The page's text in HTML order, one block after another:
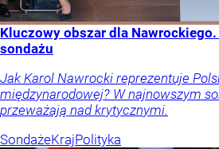
Kluczowy obszar dla
sondażu
Jak Karol Nawrocki reprezentuje
międzynarodowej? W najnowszym
przeważają nad krytycznymi.
SondażeKrajPolityka